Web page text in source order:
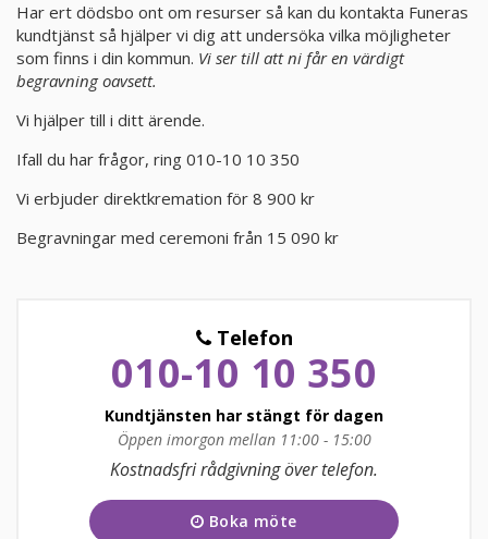
KUNDTJÄNST
010-10 10 350
Har ert dödsbo ont om resurser så kan du kontakta Funeras
kundtjänst så hjälper vi dig att undersöka vilka möjligheter
som finns i din kommun. Vi ser till att ni får en värdigt
begravning oavsett.
Vi hjälper till i ditt ärende.
Ifall du har frågor, ring 010-10 10 350
Vi erbjuder direktkremation för 8 900 kr
Begravningar med ceremoni från 15 090 kr
Telefon
010-10 10 350
Kundtjänsten har stängt för dagen
Öppen imorgon mellan 11:00 - 15:00
Måndag
09:00 - 17:00
Tisdag
09:00 - 17:00
Kostnadsfri rådgivning över telefon.
Boka möte